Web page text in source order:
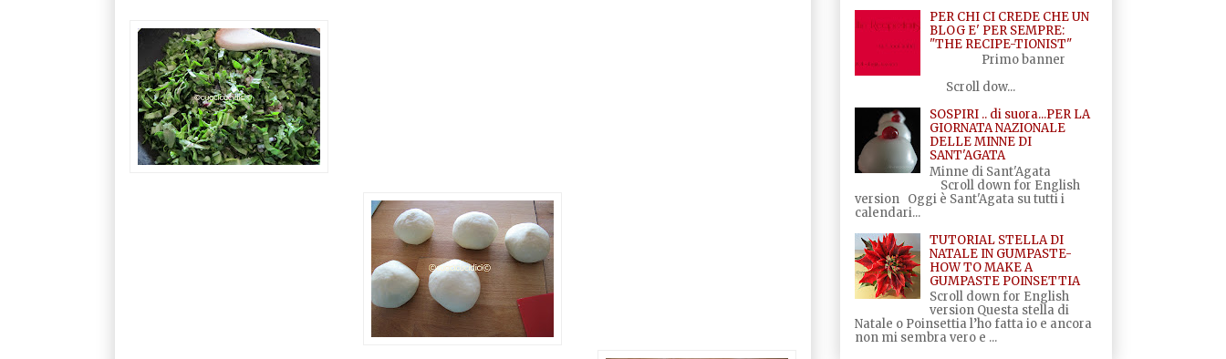
PER CHI CI CREDE CHE UN
BLOG E' PER SEMPRE:
"THE RECIPE-TIONIST"
Primo banner
Scroll dow...
SOSPIRI .. di suora...PER LA
GIORNATA NAZIONALE
DELLE MINNE DI
SANT'AGATA
Minne di Sant'Agata
Scroll down for English
version Oggi è Sant'Agata su tutti i
calendari...
TUTORIAL STELLA DI
NATALE IN GUMPASTE-
HOW TO MAKE A
GUMPASTE POINSETTIA
Scroll down for English
version Questa stella di
Natale o Poinsettia l’ho fatta io e ancora
non mi sembra vero e ...